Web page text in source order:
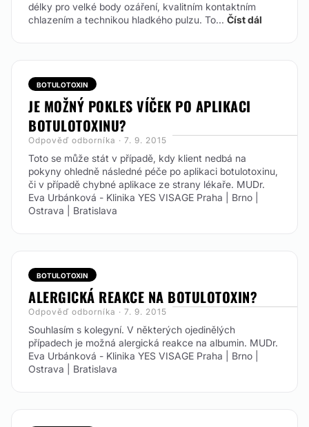
délky pro velké body ozáření, kvalitním kontaktním
chlazením a technikou hladkého pulzu. To... Číst dál
BOTULOTOXIN
JE MOŽNÝ POKLES VÍČEK PO APLIKACI
BOTULOTOXINU?
Odpověď odborníka · 7. 9. 2015
Toto se může stát v případě, kdy klient nedbá na
pokyny ohledně následné péče po aplikaci botulotoxinu,
či v případě chybné aplikace ze strany lékaře. MUDr.
Eva Urbánková - Klinika YES VISAGE Praha | Brno |
Ostrava | Bratislava
BOTULOTOXIN
ALERGICKÁ REAKCE NA BOTULOTOXIN?
Odpověď odborníka · 7. 9. 2015
Souhlasím s kolegyní. V některých ojedinělých
případech je možná alergická reakce na albumin. MUDr.
Eva Urbánková - Klinika YES VISAGE Praha | Brno |
Ostrava | Bratislava